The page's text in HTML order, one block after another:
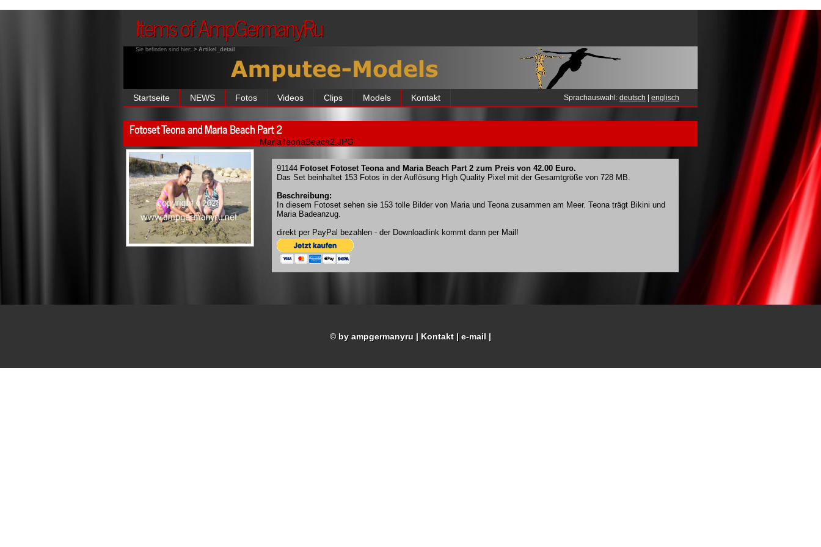
Items of AmpGermanyRu
Sie befinden sind hier: > Artikel_detail
Startseite NEWS Fotos Videos Clips Models Kontakt Sprachauswahl: deutsch englisch
Fotoset Teona and Maria Beach Part 2
MariaTeonaBeach2.JPG
91144 Fotoset Fotoset Teona and Maria Beach Part 2 zum Preis von 42.00 Euro.
Das Set beinhaltet 153 Fotos in der Auflösung High Quality Pixel mit der Gesamtgröße von 728 MB.
Beschreibung:
In diesem Fotoset sehen sie 153 tolle Bilder von Maria und Teona zusammen am Meer. Teona trägt Bikini und
Maria Badeanzug.
direkt per PayPal bezahlen - der Downloadlink kommt dann per Mail!
© by ampgermanyru | Kontakt | e-mail |